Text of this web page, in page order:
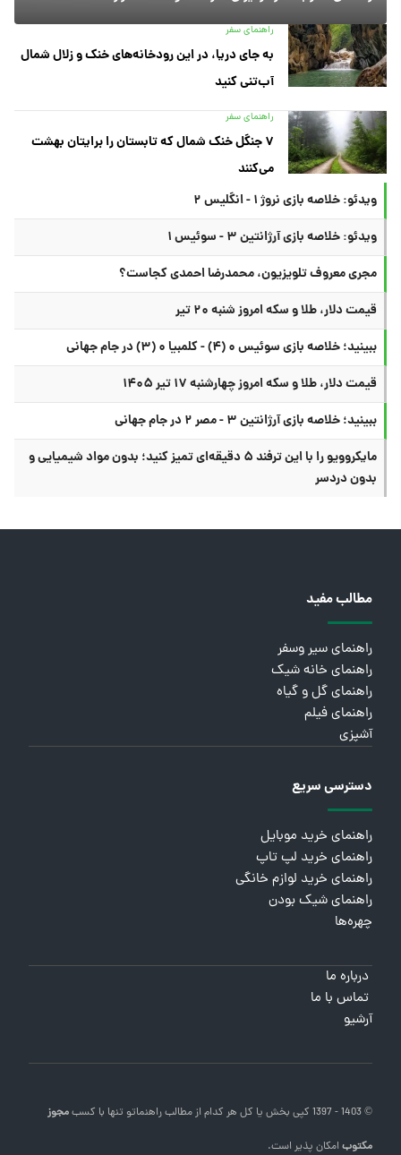
راهنمای سفر
به جای دریا، در این رودخانه‌های خنک و زلال شمال
آب‌تنی کنید
راهنمای سفر
۷ جنگل خنک شمال که تابستان را برایتان بهشت
می‌کنند
ویدئو: خلاصه بازی نروژ ۱ - انگلیس ۲
ویدئو: خلاصه بازی آرژانتین ۳ - سوئیس ۱
مجری معروف تلویزیون، محمدرضا احمدی کجاست؟
قیمت دلار، طلا و سکه امروز شنبه ۲۰ تیر
ببینید؛ خلاصه بازی سوئیس ۰ (۴) - کلمبیا ۰ (۳) در جام جهانی
قیمت دلار، طلا و سکه امروز چهارشنبه ۱۷ تیر ۱۴۰۵
ببینید؛ خلاصه بازی آرژانتین ۳ - مصر ۲ در جام جهانی
مایکروویو را با این ترفند ۵ دقیقه‌ای تمیز کنید؛ بدون مواد شیمیایی و
بدون دردسر
مطالب مفید
راهنمای سیر وسفر
راهنمای خانه شیک
راهنمای گل و گیاه
راهنمای فیلم
آشپزی
دسترسی سریع
راهنمای خرید موبایل
راهنمای خرید لپ تاپ
راهنمای خرید لوازم خانگی
راهنمای شیک بودن
چهره‌ها
درباره ما
تماس با ما
آرشیو
© 1403 - 1397 کپی بخش یا کل هر کدام از مطالب راهنماتو تنها با کسبمجوز
مکتوبامکان پذیر است.